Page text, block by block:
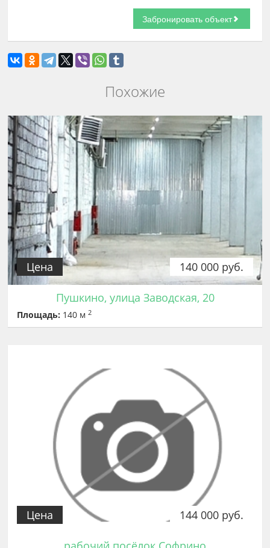
Похожие
140 000 руб.
Цена
Пушкино, улица Заводская, 20
Площадь: 140 м2
144 000 руб.
Цена